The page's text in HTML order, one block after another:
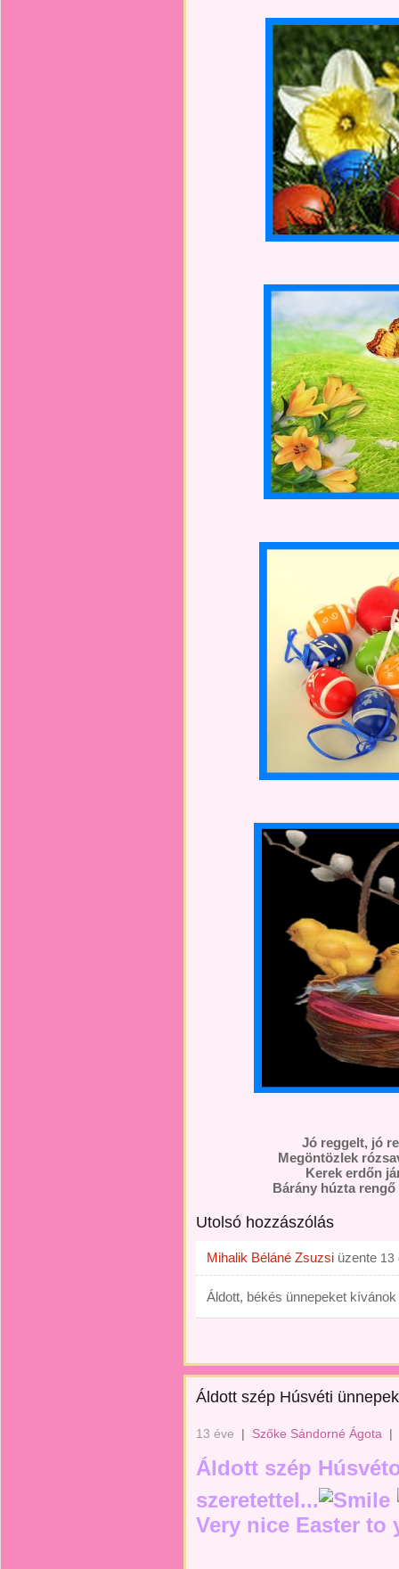
Jó reggelt, jó
Megöntözlek
Kerek erdőn
Bárány húzta
Utolsó hozzászólás
Mihalik Béláné Zsuzsi üzente 13
Áldott, békés ünnepeket
Áldott szép Húsvéti
13 éve | Szőke Sándorné Ágota |
Áldott szép
szeretettel...
Very nice Easter to